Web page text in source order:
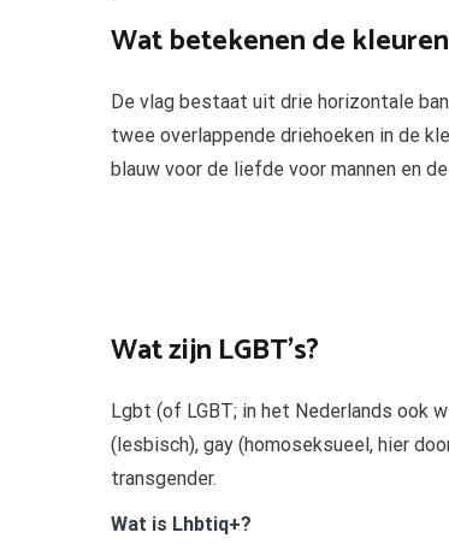
Wat betekenen de
De vlag bestaat uit drie horizontale
twee overlappende driehoeken in de
blauw voor de liefde voor mannen en
Wat zijn LGBT’s?
Lgbt (of LGBT; in het Nederlands ook
(lesbisch), gay (homoseksueel, hier
transgender.
Wat is Lhbtiq+?